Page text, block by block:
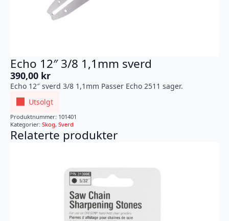
Echo 12″ 3/8 1,1mm sverd
390,00 kr
Echo 12″ sverd 3/8 1,1mm Passer Echo 2511 sager.
Utsolgt
Produktnummer: 101401
Kategorier: Skog, Sverd
Relaterte produkter